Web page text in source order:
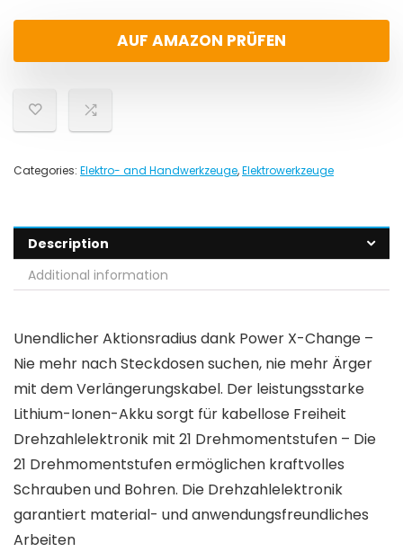
AUF AMAZON PRÜFEN
Categories: Elektro- and Handwerkzeuge,Elektrowerkzeuge
Description
Additional information
Unendlicher Aktionsradius dank Power X-Change –
Nie mehr nach Steckdosen suchen, nie mehr Ärger
mit dem Verlängerungskabel. Der leistungsstarke
Lithium-Ionen-Akku sorgt für kabellose Freiheit
Drehzahlelektronik mit 21 Drehmomentstufen – Die
21 Drehmomentstufen ermöglichen kraftvolles
Schrauben und Bohren. Die Drehzahlelektronik
garantiert material- und anwendungsfreundliches
Arbeiten